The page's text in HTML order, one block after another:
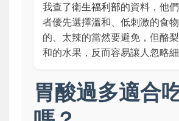
我查了衛生福利部的資料，他
者優先選擇溫和、低刺激的食
的、太辣的當然要避免，但酪
和的水果，反而容易讓人忽略細
胃酸過多適合